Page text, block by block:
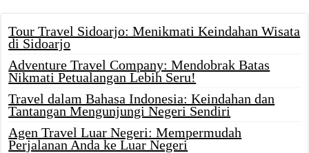
Tour Travel Sidoarjo: Menikmati Keindahan Wisata
di Sidoarjo
Adventure Travel Company: Mendobrak Batas
Nikmati Petualangan Lebih Seru!
Travel dalam Bahasa Indonesia: Keindahan dan
Tantangan Mengunjungi Negeri Sendiri
Agen Travel Luar Negeri: Mempermudah
Perjalanan Anda ke Luar Negeri